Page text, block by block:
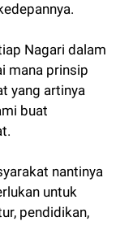
Nagari dalam
mana prinsip
yang artinya
buat
nantinya
untuk
pendidikan,